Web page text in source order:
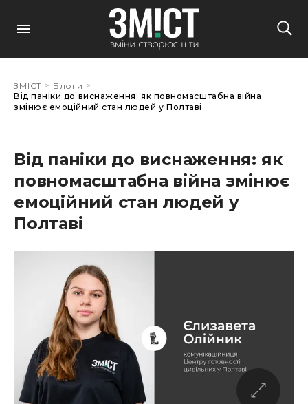
ЗМІСТ > Блоги >
Від паніки до виснаження: як повномасштабна війна
змінює емоційний стан людей у Полтаві
Від паніки до виснаження: як
повномасштабна війна змінює
емоційний стан людей у
Полтаві